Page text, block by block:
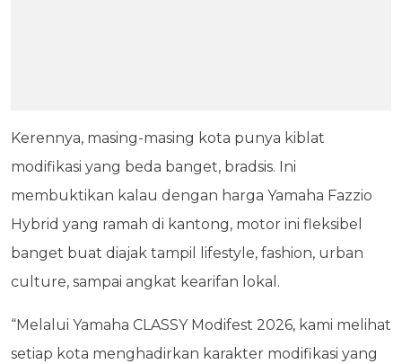
Kerennya, masing-masing kota punya kiblat
modifikasi yang beda banget, bradsis. Ini
membuktikan kalau dengan harga Yamaha Fazzio
Hybrid yang ramah di kantong, motor ini fleksibel
banget buat diajak tampil lifestyle, fashion, urban
culture, sampai angkat kearifan lokal.
“Melalui Yamaha CLASSY Modifest 2026, kami melihat
setiap kota menghadirkan karakter modifikasi yang